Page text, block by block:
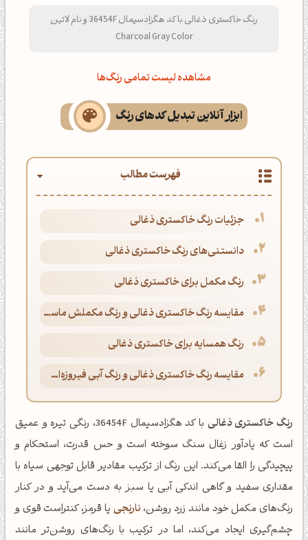
رنگ خاکستری ذغالی با کد هگزادسیمال 36454F و نام لاتین
Charcoal Gray Color
مشاهده لیست تمامی رنگ‌ها
ابزار آنلاین تبدیل کدهای رنگ
فهرست مطالب
جزئیات رنگ خاکستری ذغالی
دانستنی‌های رنگ خاکستری ذغالی
رنگ مکمل برای خاکستری ذغالی
مقایسه رنگ خاکستری ذغالی و رنگ مکملش ماسه‌ای
رنگ همسایه برای خاکستری ذغالی
مقایسه رنگ خاکستری ذغالی و رنگ آبی فیروزه‌ای پاستلی
رنگ خاکستری ذغالی
با کد هگزادسیمال 36454F، رنگی تیره و عمیق
است که یادآور زغال سنگ سوخته است و حس قدرت، استحکام و
پیچیدگی را القا می‌کند. این رنگ از ترکیب مقادیر قابل توجهی سیاه با
مقداری سفید و گاهی اندکی آبی یا سبز به دست می‌آید و در کنار
رنگ‌های مکمل خود مانند زرد روشن، نارنجی یا قرمز، کنتراست قوی و
چشم‌گیری ایجاد می‌کند، اما در ترکیب با رنگ‌های روشن‌تر مانند